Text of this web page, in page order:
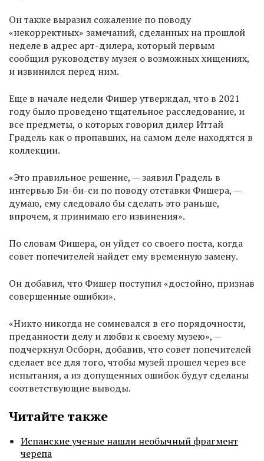
Он также выразил сожаление по поводу
«некорректных» замечаний, сделанных на прошлой
неделе в адрес арт-дилера, который первым
сообщил руководству музея о возможных хищениях,
и извинился перед ним.
Еще в начале недели Фишер утверждал, что в 2021
году было проведено тщательное расследование, и
все предметы, о которых говорил дилер Иттай
Градель как о пропавших, на самом деле находятся в
коллекции.
«Это правильное решение, — заявил Градель в
интервью Би-би-си по поводу отставки Фишера, —
думаю, ему следовало бы сделать это раньше,
впрочем, я принимаю его извинения».
По словам Фишера, он уйдет со своего поста, когда
совет попечителей найдет ему временную замену.
Он добавил, что Фишер поступил «достойно, признав
совершенные ошибки».
«Никто никогда не сомневался в его порядочности,
преданности делу и любви к своему музею», —
подчеркнул Осборн, добавив, что совет попечителей
сделает все для того, чтобы музей прошел через все
испытания, а из допущенных ошибок будут сделаны
соответствующие выводы.
Читайте также
Испанские ученые нашли необычный фрагмент
черепа